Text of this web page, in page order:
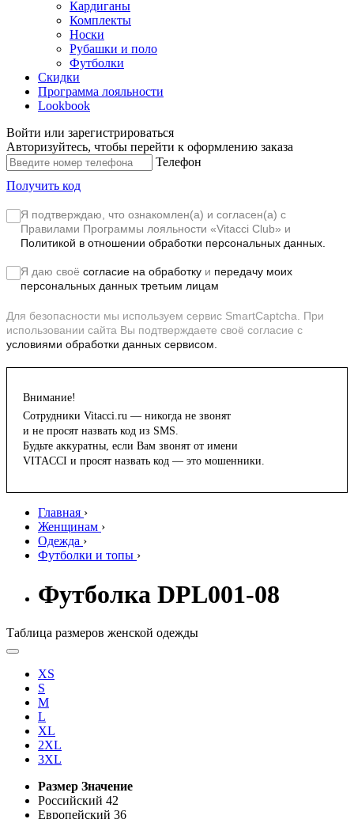
Кардиганы
Комплекты
Носки
Рубашки и поло
Футболки
Скидки
Программа лояльности
Lookbook
Войти или зарегистрироваться
Авторизуйтесь, чтобы перейти к оформлению заказа
Телефон
Получить код
Я подтверждаю, что ознакомлен(а) и согласен(а) с
Правилами Программы лояльности «Vitacci Club» и
Политикой в отношении обработки персональных данных.
Я даю своё согласие на обработку и передачу моих
персональных данных третьим лицам
Для безопасности мы используем сервис SmartCaptcha. При
использовании сайта Вы подтверждаете своё согласие с
условиями обработки данных сервисом.
Внимание!
Сотрудники Vitacci.ru — никогда не звонят
и не просят назвать код из SMS.
Будьте аккуратны, если Вам звонят от имени
VITACCI и просят назвать код — это мошенники.
Главная ›
Женщинам ›
Одежда ›
Футболки и топы ›
Футболка DPL001-08
Таблица размеров женской одежды
XS
S
M
L
XL
2XL
3XL
Размер Значение
Российский 42
Европейский 36